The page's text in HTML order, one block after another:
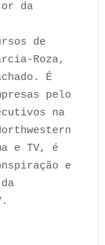
da
de
Roza,
É
pelo
na
e TV, é
e